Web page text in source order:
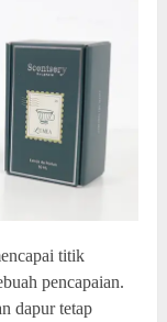
titik
pencapaian.
dapur tetap